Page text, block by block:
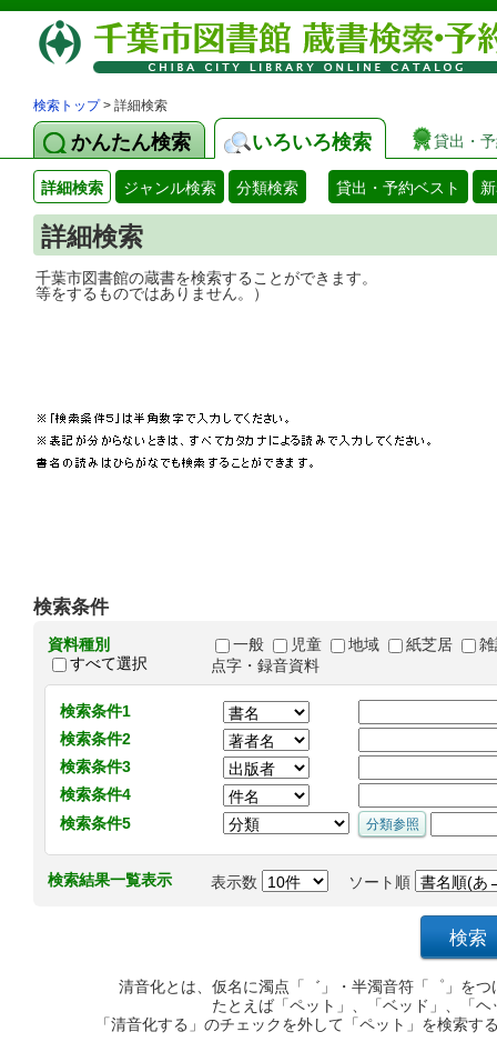
検索トップ> 詳細検索
かんたん検索 いろいろ検索 貸出・
詳細検索 ジャンル検索 分類検索 貸出・予約ベスト
詳細検索
千葉市図書館の蔵書を検索することがで
等をするものではありません。）
検索条件
資料種別
すべて選択
一般 児童 地域 紙芝居
点字・録音資料
検索条件1
検索条件2
検索条件3
検索条件4
検索条件5
検索結果一覧表示 表示数 ソート順
清音化とは、仮名に濁点「゛」・半濁音符「゜」を
たとえば「ペット」、「ベッド」、「
「清音化する」のチェックを外して「ペット」を検索